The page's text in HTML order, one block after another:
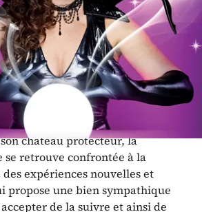
sa confiance à la
venue ?
fascinant et féerique, Sonia
à se demander comment
à qui faire confiance.
château protecteur, la
retrouve confrontée à la
expériences nouvelles et
propose une bien sympathique
de la suivre et ainsi de